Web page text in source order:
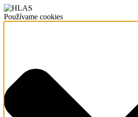
Používame cookies